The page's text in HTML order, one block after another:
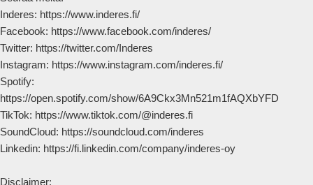
Inderes: https://www.inderes.fi/
Facebook: https://www.facebook.com/inderes/
Twitter: https://twitter.com/Inderes
Instagram: https://www.instagram.com/inderes.fi/
Spotify:
https://open.spotify.com/show/6A9Ckx3Mn521m1fAQXbYFD
TikTok: https://www.tiktok.com/@inderes.fi
SoundCloud: https://soundcloud.com/inderes
Linkedin: https://fi.linkedin.com/company/inderes-oy
Disclaimer: